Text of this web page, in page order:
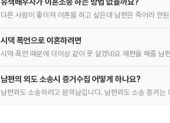
다른 사람이 좋아져 이혼을 하고 싶은데 남편은 죽어라 안
시댁 폭언으로 이혼하려면
시댁 폭언 때문에 더이상 같이 못 살겠네요 제편을 해줄 남
남편의 외도 소송시 증거수집 어떻게 하나요?
남편외도 소송하려고 문의남깁니다. 남편외도 소송 증거